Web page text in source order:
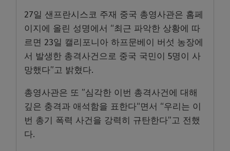
27일 샌프란시스코 주재 중국 총영사관은 홈페
이지에 올린 성명에서 “최근 파악한 상황에 따
르면 23일 캘리포니아 하프문베이 버섯 농장에
서 발생한 총격사건으로 중국 국민이 5명이 사
망했다”고 밝혔다.
총영사관은 또 ”심각한 이번 총격사건에 대해
깊은 충격과 애석함을 표한다“면서 “우리는 이
번 총기 폭력 사건을 강력히 규탄한다”고 전했
다.